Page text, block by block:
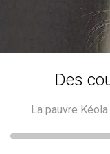
Des
La pauvre